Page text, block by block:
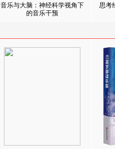
音乐与大脑：神经科学视角下
的音乐干预
思考